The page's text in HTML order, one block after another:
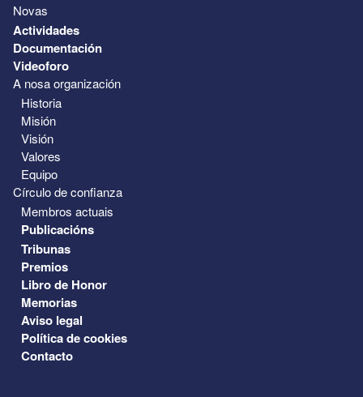
Novas
Actividades
Documentación
Videoforo
A nosa organización
Historia
Misión
Visión
Valores
Equipo
Círculo de confianza
Membros actuais
Publicacións
Tribunas
Premios
Libro de Honor
Memorias
Aviso legal
Política de cookies
Contacto